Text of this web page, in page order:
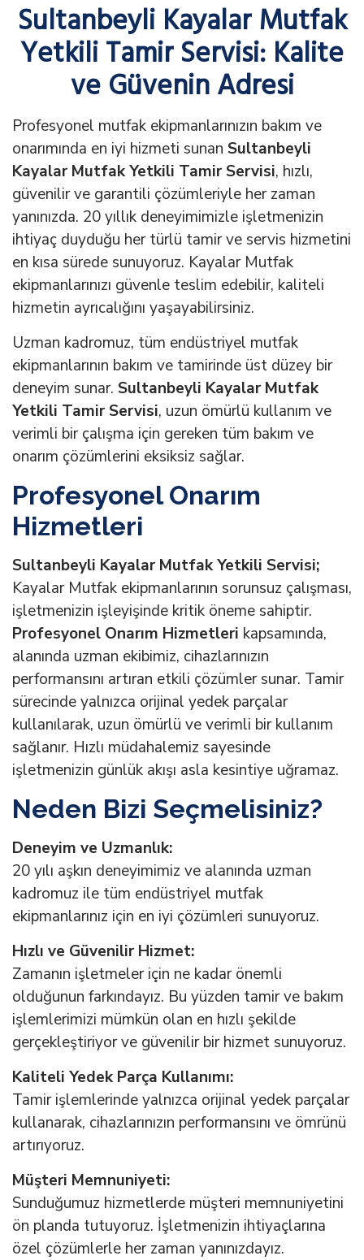
Sultanbeyli Kayalar Mutfak
Yetkili Tamir Servisi: Kalite
ve Güvenin Adresi
Profesyonel mutfak ekipmanlarınızın bakım ve
onarımında en iyi hizmeti sunan Sultanbeyli
Kayalar Mutfak Yetkili Tamir Servisi, hızlı,
güvenilir ve garantili çözümleriyle her zaman
yanınızda. 20 yıllık deneyimimizle işletmenizin
ihtiyaç duyduğu her türlü tamir ve servis hizmetini
en kısa sürede sunuyoruz. Kayalar Mutfak
ekipmanlarınızı güvenle teslim edebilir, kaliteli
hizmetin ayrıcalığını yaşayabilirsiniz.
Uzman kadromuz, tüm endüstriyel mutfak
ekipmanlarının bakım ve tamirinde üst düzey bir
deneyim sunar. Sultanbeyli Kayalar Mutfak
Yetkili Tamir Servisi, uzun ömürlü kullanım ve
verimli bir çalışma için gereken tüm bakım ve
onarım çözümlerini eksiksiz sağlar.
Profesyonel Onarım
Hizmetleri
Sultanbeyli Kayalar Mutfak Yetkili Servisi;
Kayalar Mutfak ekipmanlarının sorunsuz çalışması,
işletmenizin işleyişinde kritik öneme sahiptir.
Profesyonel Onarım Hizmetleri kapsamında,
alanında uzman ekibimiz, cihazlarınızın
performansını artıran etkili çözümler sunar. Tamir
sürecinde yalnızca orijinal yedek parçalar
kullanılarak, uzun ömürlü ve verimli bir kullanım
sağlanır. Hızlı müdahalemiz sayesinde
işletmenizin günlük akışı asla kesintiye uğramaz.
Neden Bizi Seçmelisiniz?
Deneyim ve Uzmanlık:
20 yılı aşkın deneyimimiz ve alanında uzman
kadromuz ile tüm endüstriyel mutfak
ekipmanlarınız için en iyi çözümleri sunuyoruz.
Hızlı ve Güvenilir Hizmet:
Zamanın işletmeler için ne kadar önemli
olduğunun farkındayız. Bu yüzden tamir ve bakım
işlemlerimizi mümkün olan en hızlı şekilde
gerçekleştiriyor ve güvenilir bir hizmet sunuyoruz.
Kaliteli Yedek Parça Kullanımı:
Tamir işlemlerinde yalnızca orijinal yedek parçalar
kullanarak, cihazlarınızın performansını ve ömrünü
artırıyoruz.
Müşteri Memnuniyeti:
Sunduğumuz hizmetlerde müşteri memnuniyetini
ön planda tutuyoruz. İşletmenizin ihtiyaçlarına
özel çözümlerle her zaman yanınızdayız.